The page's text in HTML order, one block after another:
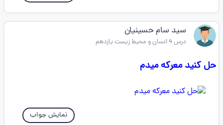
سید سام حسینیان
درس 4 انسان و محیط زیست یازدهم
حل کنید معرکه میدم
نمایش جواب